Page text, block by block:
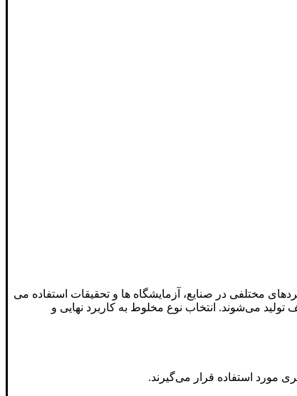
مختلفی در صنایع، آزمایشگاه ها و تحقیقات استفاده می
می‌شوند. انتخاب نوع مخلوط به کاربرد نهایی و
مورد استفاده قرار می‌گیرند.